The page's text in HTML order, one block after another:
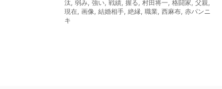
汰, 弱み, 強い, 戦績, 握る, 村田将一, 格闘家, 父親,
現在, 画像, 結婚相手, 絶縁, 職業, 西麻布, 赤パンニ
キ